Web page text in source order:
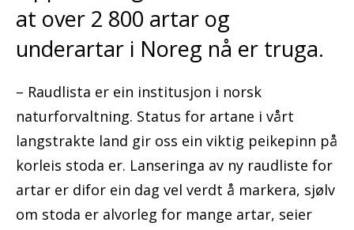
at over 2 800 artar og
underartar i Noreg nå er truga.
– Raudlista er ein institusjon i norsk
naturforvaltning. Status for artane i vårt
langstrakte land gir oss ein viktig peikepinn på
korleis stoda er. Lanseringa av ny raudliste for
artar er difor ein dag vel verdt å markera, sjølv
om stoda er alvorleg for mange artar, seier